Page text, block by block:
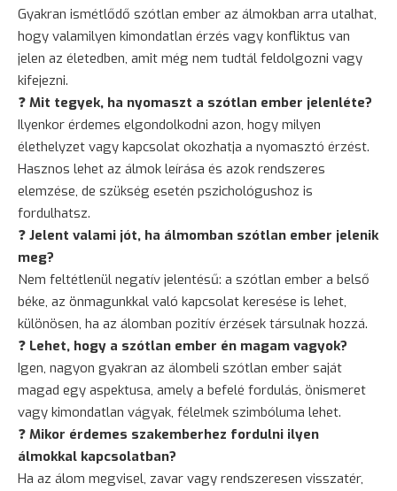
Gyakran ismétlődő szótlan ember az álmokban arra utalhat,
hogy valamilyen kimondatlan érzés vagy konfliktus van
jelen az életedben, amit még nem tudtál feldolgozni vagy
kifejezni.
❓ Mit tegyek, ha nyomaszt a szótlan ember jelenléte?
Ilyenkor érdemes elgondolkodni azon, hogy milyen
élethelyzet vagy kapcsolat okozhatja a nyomasztó érzést.
Hasznos lehet az álmok leírása és azok rendszeres
elemzése, de szükség esetén pszichológushoz is
fordulhatsz.
❓ Jelent valami jót, ha álmomban szótlan ember jelenik
meg?
Nem feltétlenül negatív jelentésű: a szótlan ember a belső
béke, az önmagunkkal való kapcsolat keresése is lehet,
különösen, ha az álomban pozitív érzések társulnak hozzá.
❓ Lehet, hogy a szótlan ember én magam vagyok?
Igen, nagyon gyakran az álombeli szótlan ember saját
magad egy aspektusa, amely a befelé fordulás, önismeret
vagy kimondatlan vágyak, félelmek szimbóluma lehet.
❓ Mikor érdemes szakemberhez fordulni ilyen
álmokkal kapcsolatban?
Ha az álom megvisel, zavar vagy rendszeresen visszatér,